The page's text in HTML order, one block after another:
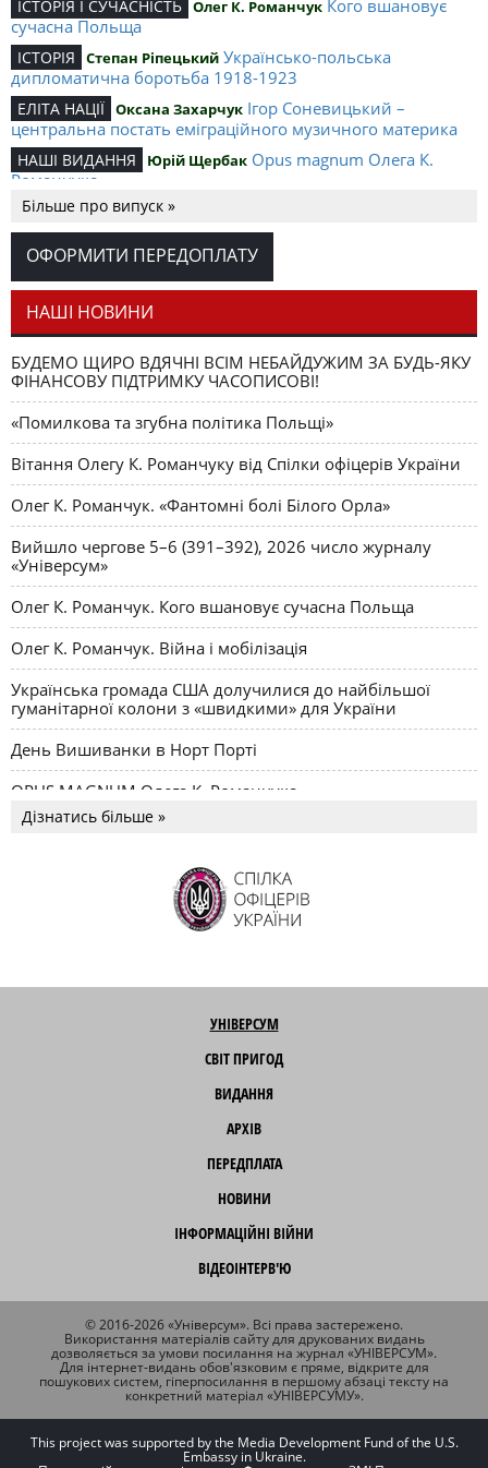
ІСТОРІЯ І СУЧАСНІСТЬ Олег К. Романчук Кого вшановує
сучасна Польща
ІСТОРІЯ Степан Ріпецький Українсько-польська
дипломатична боротьба 1918-1923
ЕЛІТА НАЦІЇ Оксана Захарчук Ігор Соневицький –
центральна постать еміграційного музичного материка
НАШІ ВИДАННЯ Юрій Щербак Opus magnum Олега К.
Романчука
РЕЦЕНЗІЇ Петро Іванишин
Романчука
СЛОВО РЕДАКЦІЙНЕ Олег К. Романчук
як уособлення української політстратегії й тактики
Більше про випуск »
ОФОРМИТИ ПЕРЕДОПЛАТУ
НАШІ НОВИНИ
БУДЕМО ЩИРО ВДЯЧНІ ВСІМ НЕБАЙДУЖИМ ЗА БУДЬ-ЯКУ
ФІНАНСОВУ ПІДТРИМКУ ЧАСОПИСОВІ!
«Помилкова та згубна політика Польщі»
Вітання Олегу К. Романчуку від Спілки офіцерів України
Олег К. Романчук. «Фантомні болі Білого Орла»
Вийшло чергове 5–6 (391–392), 2026 число журналу
«Універсум»
Олег К. Романчук. Кого вшановує сучасна Польща
Олег К. Романчук. Війна і мобілізація
Українська громада США долучилися до найбільшої
гуманітарної колони з «швидкими» для України
День Вишиванки в Норт Порті
OPUS MAGNUM Олега К. Романчука
Дізнатись більше »
УНІВЕРСУМ
СВІТ ПРИГОД
ВИДАННЯ
АРХІВ
ПЕРЕДПЛАТА
НОВИНИ
ІНФОРМАЦІЙНІ ВІЙНИ
ВІДЕОІНТЕРВ'Ю
© 2016-2026 «Універсум». Всі права застережено.
Використання матеріалів сайту для друкованих видань
дозволяється за умови посилання на журнал «УНІВЕРСУМ».
Для інтернет-видань обов'язковим є пряме, відкрите для
пошукових систем, гіперпосилання в першому абзаці тексту на
конкретний матеріал «УНІВЕРСУМУ».
This project was supported by the Media Development Fund of the U.S.
Embassy in Ukraine.